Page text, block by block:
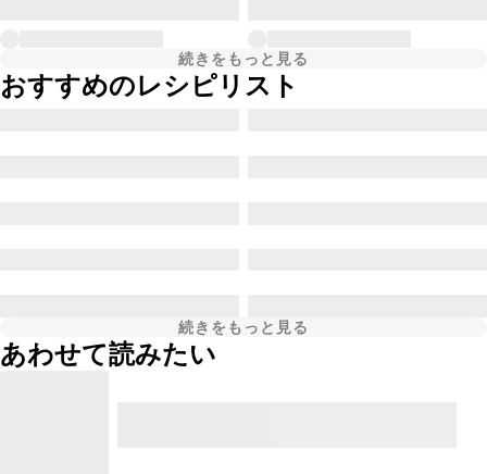
続きをもっと見る
おすすめのレシピリスト
続きをもっと見る
あわせて読みたい